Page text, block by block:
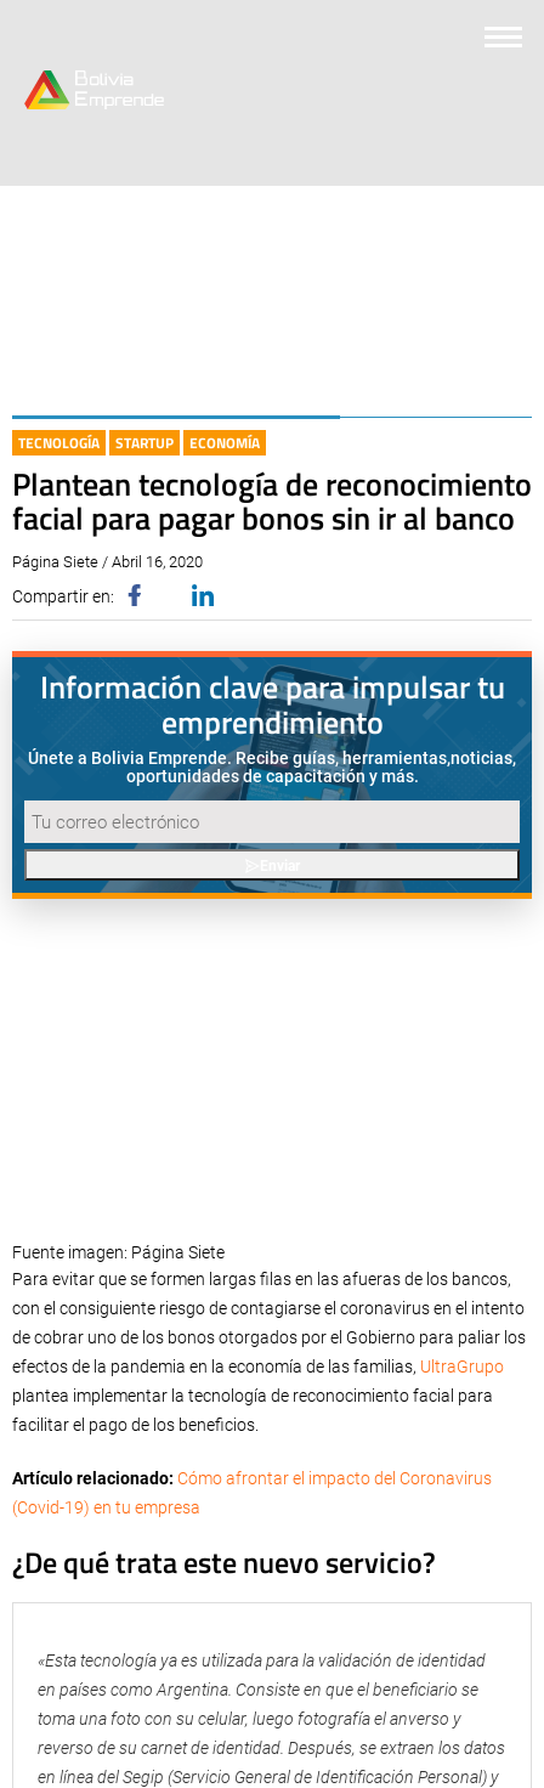
TECNOLOGÍA STARTUP ECONOMÍA
Plantean tecnología de reconocimiento
facial para pagar bonos sin ir al banco
Página Siete / Abril 16, 2020
Compartir en:
Información clave para impulsar tu
emprendimiento
Únete a Bolivia Emprende. Recibe guías, herramientas,noticias,
oportunidades de capacitación y más.
Fuente imagen: Página Siete
Para evitar que se formen largas filas en las afueras de los bancos,
con el consiguiente riesgo de contagiarse el coronavirus en el intento
de cobrar uno de los bonos otorgados por el Gobierno para paliar los
efectos de la pandemia en la economía de las familias, UltraGrupo
plantea implementar la tecnología de reconocimiento facial para
facilitar el pago de los beneficios.
Artículo relacionado: Cómo afrontar el impacto del Coronavirus
(Covid-19) en tu empresa
¿De qué trata este nuevo servicio?
«Esta tecnología ya es utilizada para la validación de identidad
en países como Argentina. Consiste en que el beneficiario se
toma una foto con su celular, luego fotografía el anverso y
reverso de su carnet de identidad. Después, se extraen los datos
en línea del Segip (Servicio General de Identificación Personal) y